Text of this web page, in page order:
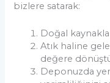
bizlere satarak:
Doğal
Atık haline
değere
Deponuzda